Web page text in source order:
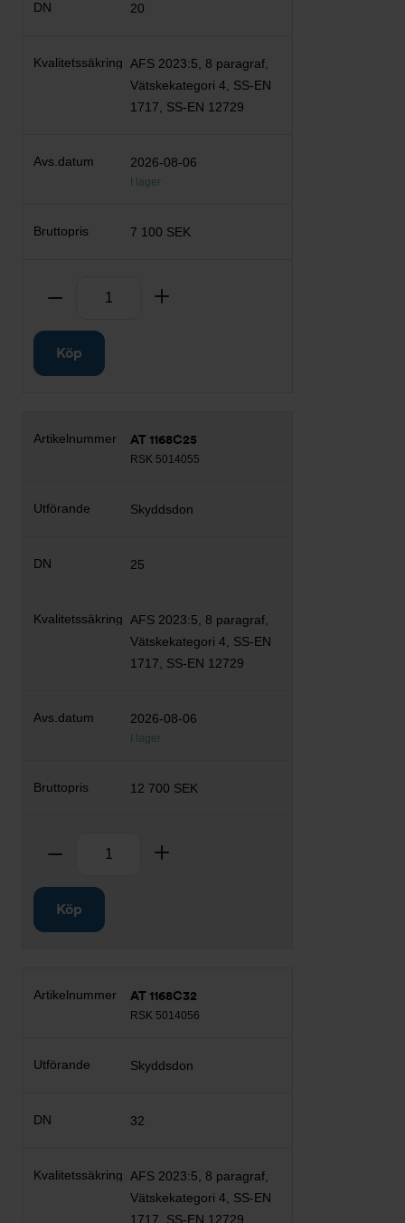
20
AFS 2023:5, 8 paragraf,
Vätskekategori 4, SS-EN
1717, SS-EN 12729
2026-08-06
I lager
7 100 SEK
Ta bort
Köp
AT 1168C25
RSK 5014055
Skyddsdon
25
AFS 2023:5, 8 paragraf,
Vätskekategori 4, SS-EN
1717, SS-EN 12729
2026-08-06
I lager
12 700 SEK
Ta bort
Köp
AT 1168C32
RSK 5014056
Skyddsdon
32
AFS 2023:5, 8 paragraf,
Vätskekategori 4, SS-EN
1717, SS-EN 12729